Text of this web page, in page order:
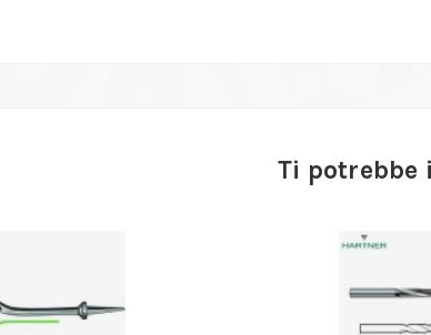
Ti potrebbe